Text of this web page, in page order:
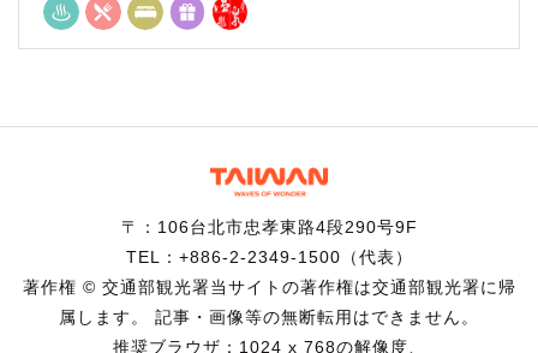
〒：106台北市忠孝東路4段290号9F
TEL：+886-2-2349-1500（代表）
著作権 © 交通部観光署当サイトの著作権は交通部観光署に帰
属します。 記事・画像等の無断転用はできません。
推奨ブラウザ：1024 x 768の解像度、